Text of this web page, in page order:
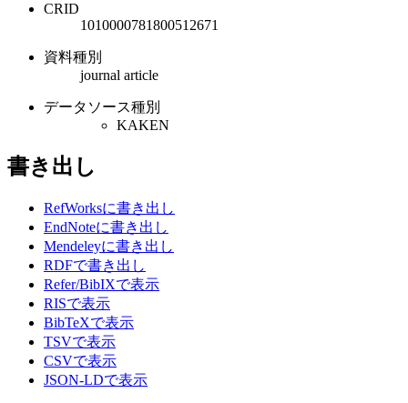
CRID
1010000781800512671
資料種別
journal article
データソース種別
KAKEN
書き出し
RefWorksに書き出し
EndNoteに書き出し
Mendeleyに書き出し
RDFで書き出し
Refer/BibIXで表示
RISで表示
BibTeXで表示
TSVで表示
CSVで表示
JSON-LDで表示